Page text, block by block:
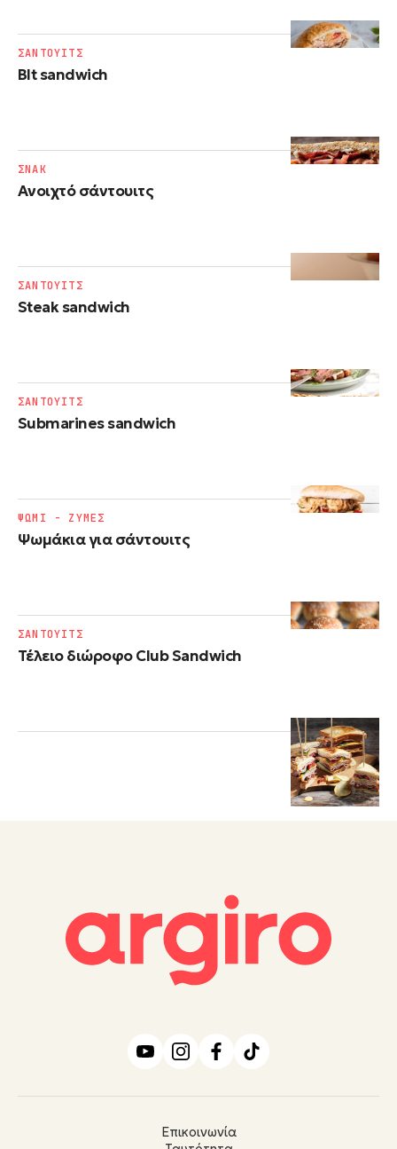
Blt sandwich
ΣΑΝΤΟΥΙΤΣ
Ανοιχτό σάντουιτς
ΣΝΑΚ
Steak sandwich
ΣΑΝΤΟΥΙΤΣ
Submarines sandwich
ΣΑΝΤΟΥΙΤΣ
Ψωμάκια για σάντουιτς
ΨΩΜΙ - ΖΥΜΕΣ
Τέλειο διώροφο Club Sandwich
ΣΑΝΤΟΥΙΤΣ
Επικοινωνία